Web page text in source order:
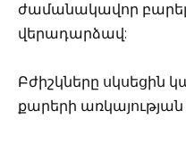
ժամանակավոր
վերադարձավ:
Բժիշկները սկսեցին
քարերի